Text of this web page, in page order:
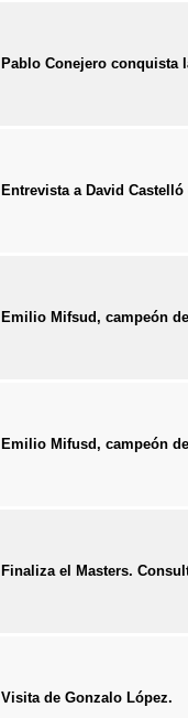
Pablo Conejero conquista
Entrevista a David
Emilio Mifsud, campeón
Emilio Mifusd, campeón
Finaliza el Masters.
Visita de Gonzalo López.